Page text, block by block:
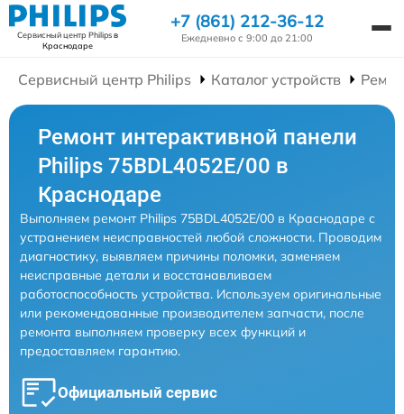
Сервисный центр Philipsв
Краснодаре
+7 (861) 212-36-12
Ежедневно с 9:00 до 21:00
Сервисный центр Philips Каталог устройств
Ремонт интерактивной панели
Philips 75BDL4052E/00 в
Краснодаре
Выполняем ремонт Philips 75BDL4052E/00 в Краснодаре с
устранением неисправностей любой сложности. Проводим
диагностику, выявляем причины поломки, заменяем
неисправные детали и восстанавливаем
работоспособность устройства. Используем оригинальные
или рекомендованные производителем запчасти, после
ремонта выполняем проверку всех функций и
предоставляем гарантию.
Официальный сервис